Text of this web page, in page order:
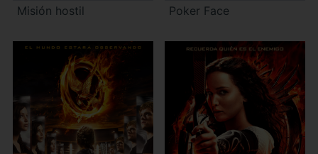
Misión hostil
Poker Face